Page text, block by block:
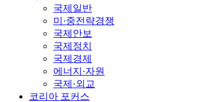
국제일반
미·중전략경쟁
국제안보
국제정치
국제경제
에너지·자원
국제·외교
코리아 포커스